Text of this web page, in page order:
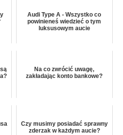
Audi Type A - Wszystko co
powinieneś wiedzieć o tym
luksusowym aucie
Na co zwrócić uwagę,
zakładając konto bankowe?
Czy musimy posiadać sprawny
zderzak w każdym aucie?